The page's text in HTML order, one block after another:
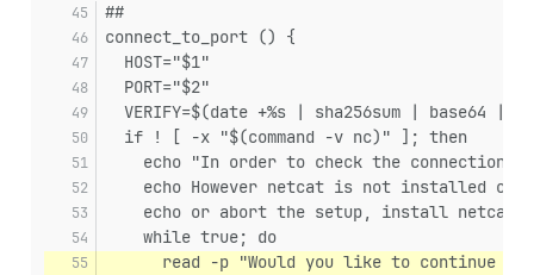
##
connect_to_port () {
  HOST="$1"
  PORT="$2"
VERIFY=$(date +%s | sha256sum | base64 |
  if ! [ -x "$(command -v nc)" ]; then
echo "In order to check the connection
echo However netcat is not installed on
echo or abort the setup, install netcat
    while true; do
read -p "Would you like to continue